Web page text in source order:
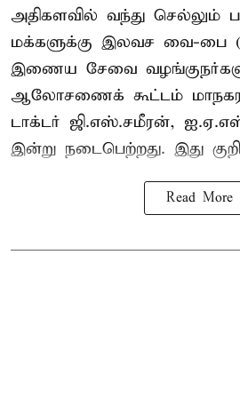
அதிகளவில் வந்து செல்லும்
மக்களுக்கு இலவச வை-பை
இணைய சேவை
ஆலோசணைக் கூட்டம்
டாக்டர் ஜி.எஸ்.சமீரன்,
இன்று நடைபெற்றது. இது
Read More